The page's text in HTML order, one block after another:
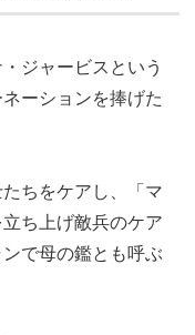
ジャービスという
ーションを捧げた
ちをケアし、「マ
ち上げ敵兵のケア
で母の鑑とも呼ぶ